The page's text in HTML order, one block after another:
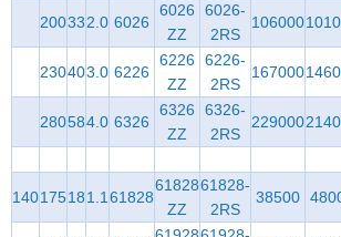
200332.0 6026
6026
ZZ
6026-
2RS
106000
230403.0 6226
6226
ZZ
6226-
2RS
167000
280584.0 6326
6326
ZZ
6326-
2RS
229000
140175181.161828
61828
ZZ
61828-
2RS
38500